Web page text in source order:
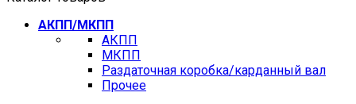
АКПП/МКПП
АКПП
МКПП
Раздаточная коробка/карданный вал
Прочее